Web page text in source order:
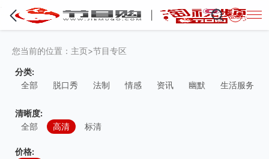
登录
您当前的位置： 主页>节目专区
分类:
全部
脱口秀 法制 情感 资讯 幽默 生活服务
清晰度:
全部
高清 标清
价格: